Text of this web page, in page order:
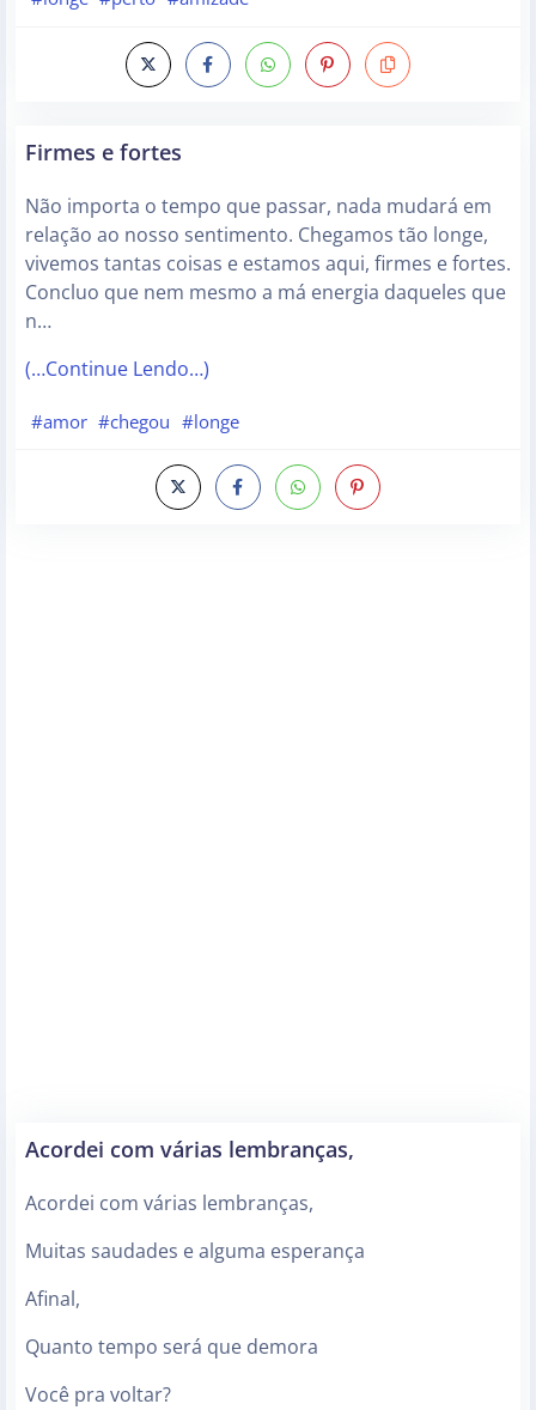
Firmes e fortes
Não importa o tempo que passar, nada mudará em
relação ao nosso sentimento. Chegamos tão longe,
vivemos tantas coisas e estamos aqui, firmes e fortes.
Concluo que nem mesmo a má energia daqueles que
n…
(…Continue Lendo…)
#amor #chegou #longe
Acordei com várias lembranças,
Acordei com várias lembranças,
Muitas saudades e alguma esperança
Afinal,
Quanto tempo será que demora
Você pra voltar?